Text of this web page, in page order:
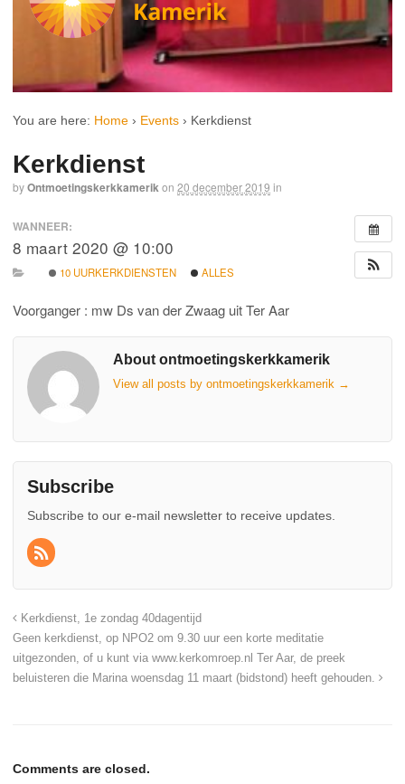
You are here: Home › Events › Kerkdienst
Kerkdienst
byOntmoetingskerkkamerikon 20 december 2019 in
WANNEER:
8 maart 2020 @ 10:00
10 UURKERKDIENSTEN ALLES
Voorganger : mw Ds van der Zwaag uit Ter Aar
About ontmoetingskerkkamerik
View all posts by ontmoetingskerkkamerik →
Subscribe
Subscribe to our e-mail newsletter to receive updates.
Kerkdienst, 1e zondag 40dagentijd
Geen kerkdienst, op NPO2 om 9.30 uur een korte meditatie
uitgezonden, of u kunt via www.kerkomroep.nl Ter Aar, de preek
beluisteren die Marina woensdag 11 maart (bidstond) heeft gehouden.
Comments are closed.